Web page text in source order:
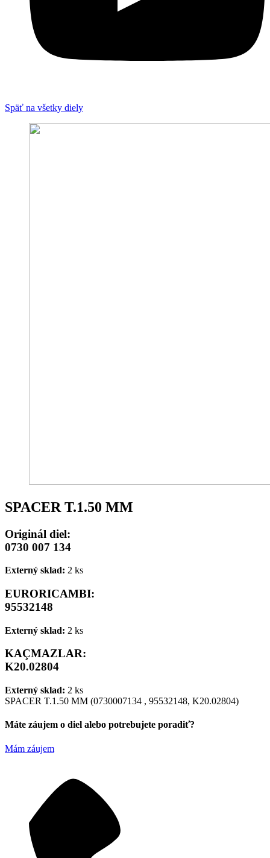
Späť na všetky diely
SPACER T.1.50 MM
Originál diel:
0730 007 134
Externý sklad: 2 ks
EURORICAMBI:
95532148
Externý sklad: 2 ks
KAÇMAZLAR:
K20.02804
Externý sklad: 2 ks
SPACER T.1.50 MM (0730007134 , 95532148, K20.02804)
Máte záujem o diel alebo potrebujete poradiť?
Mám záujem